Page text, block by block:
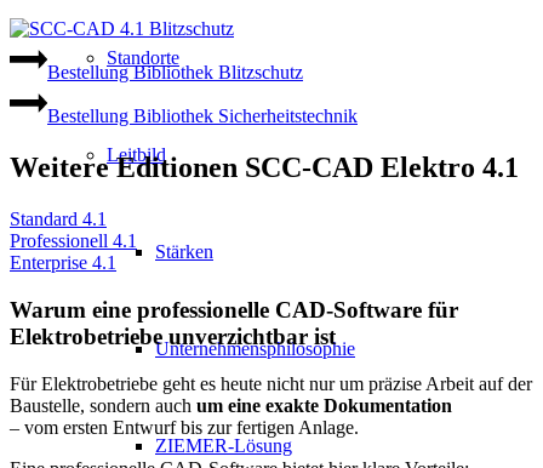
Standorte
Leitbild
Stärken
Unternehmensphilosophie
ZIEMER-Lösung
Bestellung Bibliothek Blitzschutz
Bestellung Bibliothek Sicherheitstechnik
Weitere Editionen SCC-CAD Elektro 4.1
Standard 4.1
Professionell 4.1
Enterprise 4.1
Warum eine professionelle CAD-Software für
Elektrobetriebe unverzichtbar ist
Für Elektrobetriebe geht es heute nicht nur um präzise Arbeit auf der
Baustelle, sondern auch um eine exakte Dokumentation
– vom ersten Entwurf bis zur fertigen Anlage.